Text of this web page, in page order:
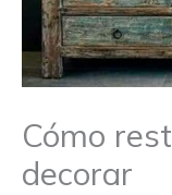
Cómo
decorar